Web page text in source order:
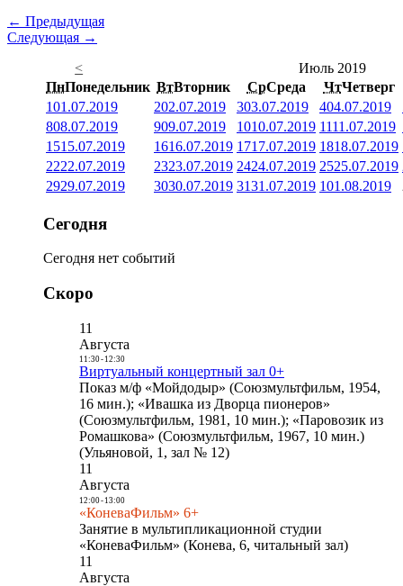
← Предыдущая
Следующая →
<
Июль 2019
ПнПонедельник ВтВторник СрСреда ЧтЧетверг
101.07.2019 202.07.2019 303.07.2019 404.07.2019
808.07.2019 909.07.2019 1010.07.2019 1111.07.2019
1515.07.2019 1616.07.2019 1717.07.2019 1818.07.2019
2222.07.2019 2323.07.2019 2424.07.2019 2525.07.2019
2929.07.2019 3030.07.2019 3131.07.2019 101.08.2019
Сегодня
Сегодня нет событий
Скоро
11
Августа
11:30- 12:30
Виртуальный концертный зал 0+
Показ м/ф «Мойдодыр» (Союзмультфильм, 1954,
16 мин.); «Ивашка из Дворца пионеров»
(Союзмультфильм, 1981, 10 мин.); «Паровозик из
Ромашкова» (Союзмультфильм, 1967, 10 мин.)
(Ульяновой, 1, зал № 12)
11
Августа
12:00- 13:00
«КоневаФильм» 6+
Занятие в мультипликационной студии
«КоневаФильм» (Конева, 6, читальный зал)
11
Августа